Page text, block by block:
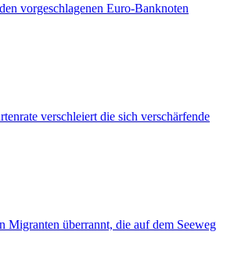
vorgeschlagenen Euro-Banknoten
verschleiert die sich verschärfende
Migranten überrannt, die auf dem Seeweg